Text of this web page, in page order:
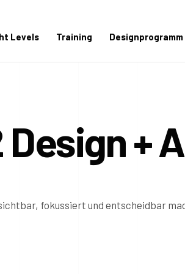
Levels Training Designprogramm
+
fokussiert und entscheidbar